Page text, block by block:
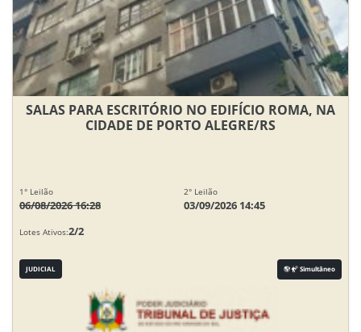
SALAS PARA ESCRITÓRIO NO EDIFÍCIO ROMA, NA
CIDADE DE PORTO ALEGRE/RS
1° Leilão
06/08/2026 16:28
2° Leilão
03/09/2026 14:45
Lotes Ativos:2/2
JUDICIAL Simultâneo